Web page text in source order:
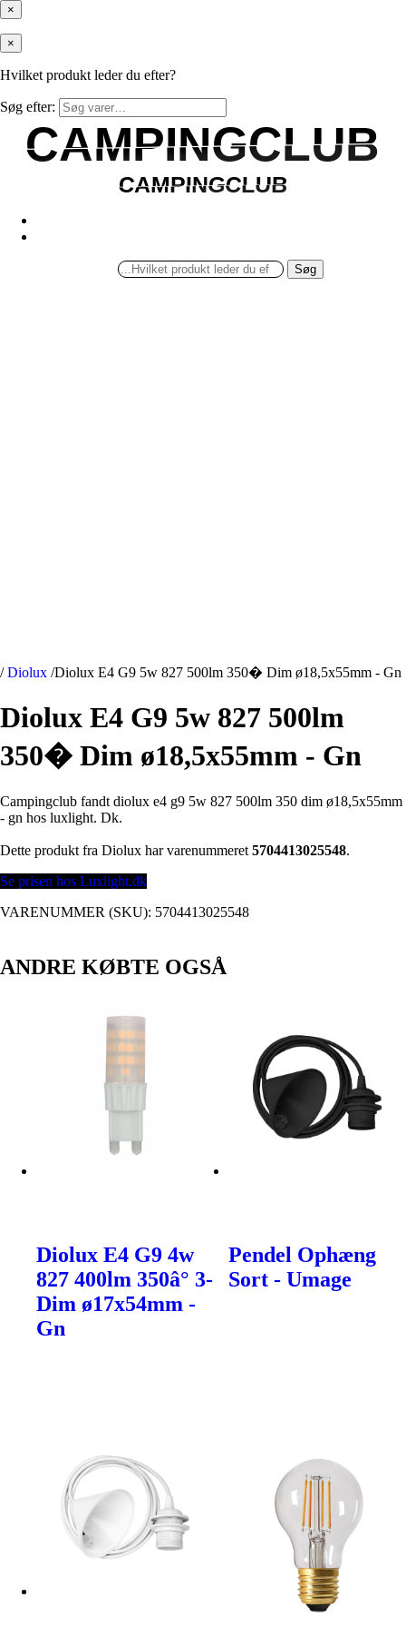
×
×
Hvilket produkt leder du efter?
Søg efter:
CAMPINGCLUB
CAMPINGCLUB
CAMPINGCLUB
CAMPINGCLUB
Søg
/ Diolux /Diolux E4 G9 5w 827 500lm 350� Dim ø18,5x55mm - Gn
Diolux E4 G9 5w 827 500lm
350� Dim ø18,5x55mm - Gn
Campingclub fandt diolux e4 g9 5w 827 500lm 350 dim ø18,5x55mm
- gn hos luxlight. Dk.
Dette produkt fra Diolux har varenummeret 5704413025548.
Se prisen hos Luxlight.dk
VARENUMMER (SKU): 5704413025548
ANDRE KØBTE OGSÅ
Diolux E4 G9 4w
827 400lm 350â° 3-
Dim ø17x54mm -
Gn
Pendel Ophæng
Sort - Umage